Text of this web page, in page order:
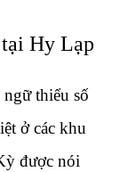
Hy Lạp
thiểu số
ở các khu
được nói